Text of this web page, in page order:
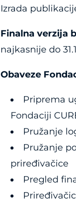
Izrada
Finalna verzija
najkasnije do
Obaveze
Priprema
Fondaciji
Pružanje
Pružanje
priređivačice
Pregled